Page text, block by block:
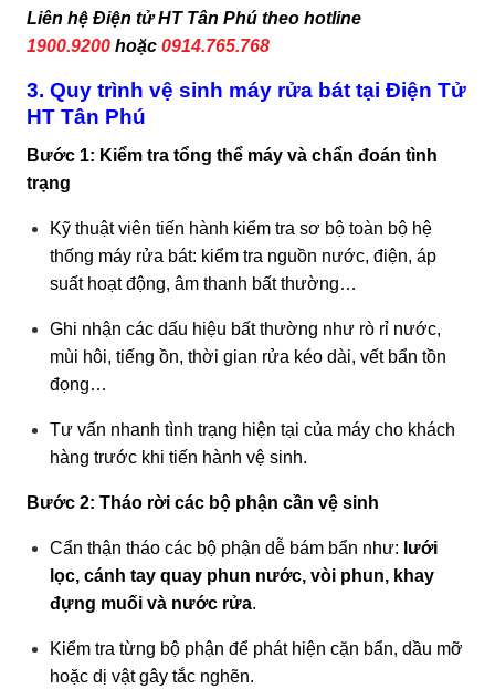
Liên hệ Điện tử HT Tân Phú theo hotline
1900.9200 hoặc 0914.765.768
3. Quy trình vệ sinh máy rửa bát tại Điện Tử
HT Tân Phú
Bước 1: Kiểm tra tổng thể máy và chẩn đoán tình
trạng
Kỹ thuật viên tiến hành kiểm tra sơ bộ toàn bộ hệ
thống máy rửa bát: kiểm tra nguồn nước, điện, áp
suất hoạt động, âm thanh bất thường…
Ghi nhận các dấu hiệu bất thường như rò rỉ nước,
mùi hôi, tiếng ồn, thời gian rửa kéo dài, vết bẩn tồn
đọng…
Tư vấn nhanh tình trạng hiện tại của máy cho khách
hàng trước khi tiến hành vệ sinh.
Bước 2: Tháo rời các bộ phận cần vệ sinh
Cẩn thận tháo các bộ phận dễ bám bẩn như: lưới
lọc, cánh tay quay phun nước, vòi phun, khay
đựng muối và nước rửa.
Kiểm tra từng bộ phận để phát hiện cặn bẩn, dầu mỡ
hoặc dị vật gây tắc nghẽn.